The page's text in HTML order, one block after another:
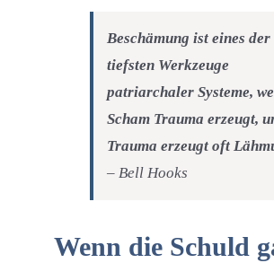
Beschämung ist eines der
tiefsten Werkzeuge
patriarchaler Systeme,
Scham Trauma erzeugt,
Trauma erzeugt oft
– Bell Hooks
Wenn die Schuld